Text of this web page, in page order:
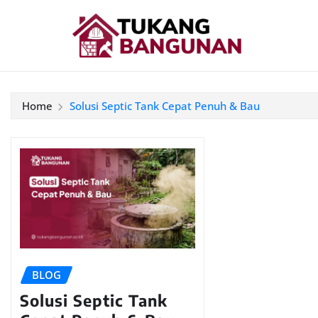
Home Solusi Septic Tank Cepat Penuh & Bau
BLOG
Solusi Septic Tank